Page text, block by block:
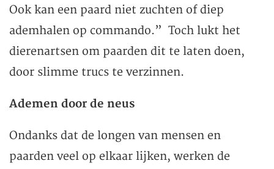
Ook kan een paard niet zuchten of diep
ademhalen op commando.” Toch lukt het
dierenartsen om paarden dit te laten doen,
door slimme trucs te verzinnen.
Ademen door de neus
Ondanks dat de longen van mensen en
paarden veel op elkaar lijken, werken de